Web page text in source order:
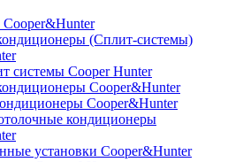
(Сплит-системы)
системы Cooper Hunter
Cooper&Hunter
Cooper&Hunter
кондиционеры
установки Cooper&Hunter